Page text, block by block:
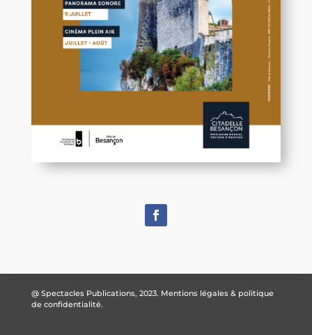
@ Spectacles Publications, 2023. Mentions légales & politique
de confidentialité.